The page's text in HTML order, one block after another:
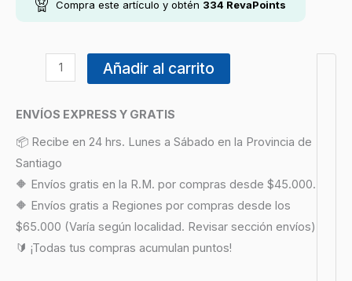
Compra este artículo y obtén 334 RevaPoints
Añadir al carrito
ENVÍOS EXPRESS Y GRATIS
📦 Recibe en 24 hrs. Lunes a Sábado en la Provincia de
Santiago
🔶 Envíos gratis en la R.M. por compras desde $45.000.
🔶 Envíos gratis a Regiones por compras desde los
$65.000 (Varía según localidad. Revisar sección envíos)
🔰 ¡Todas tus compras acumulan puntos!